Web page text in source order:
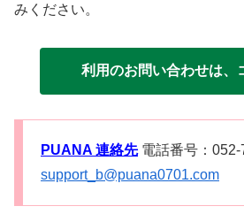
みください。
利用のお問い合わせは、
PUANA 連絡先電話番号：052-
support_b@puana0701.com